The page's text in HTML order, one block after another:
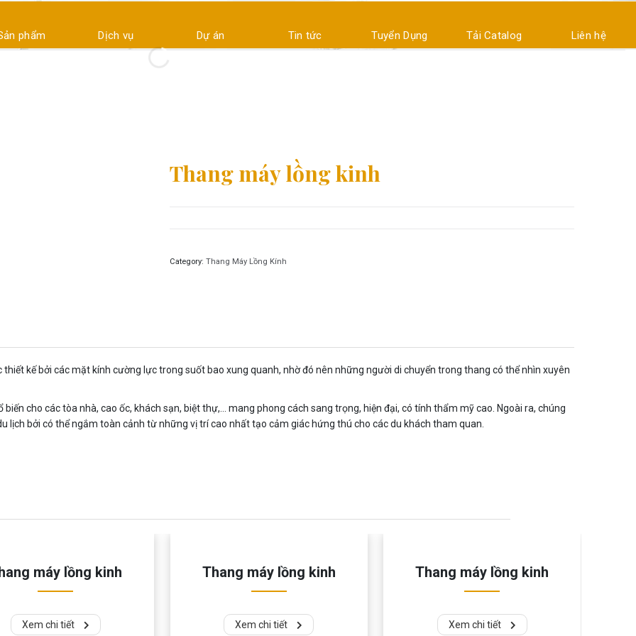
phẩm Dịch vụ Dự án Tin tức Tuyển Dụng Tải Catalog Liên hệ
Thang máy lồng kinh
Category: Thang Máy Lồng Kính
kế bởi các mặt kính cường lực trong suốt bao xung quanh, nhờ đó nên những người di chuyển trong thang có thể nhìn xuyên
cho các tòa nhà, cao ốc, khách sạn, biệt thự,… mang phong cách sang trọng, hiện đại, có tính thẩm mỹ cao. Ngoài ra, chúng
lịch bởi có thể ngắm toàn cảnh từ những vị trí cao nhất tạo cảm giác hứng thú cho các du khách tham quan.
máy lồng kinh
Xem chi tiết
Thang máy lồng kinh
Xem chi tiết
Thang máy lồng kinh
Xem chi tiết